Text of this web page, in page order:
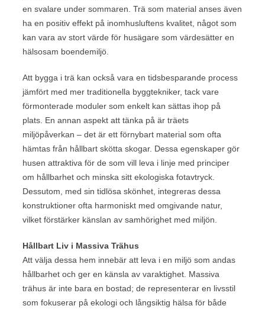
en svalare under sommaren. Trä som material anses även
ha en positiv effekt på inomhusluftens kvalitet, något som
kan vara av stort värde för husägare som värdesätter en
hälsosam boendemiljö.
Att bygga i trä kan också vara en tidsbesparande process
jämfört med mer traditionella byggtekniker, tack vare
förmonterade moduler som enkelt kan sättas ihop på
plats. En annan aspekt att tänka på är träets
miljöpåverkan – det är ett förnybart material som ofta
hämtas från hållbart skötta skogar. Dessa egenskaper gör
husen attraktiva för de som vill leva i linje med principer
om hållbarhet och minska sitt ekologiska fotavtryck.
Dessutom, med sin tidlösa skönhet, integreras dessa
konstruktioner ofta harmoniskt med omgivande natur,
vilket förstärker känslan av samhörighet med miljön.
Hållbart Liv i Massiva Trähus
Att välja dessa hem innebär att leva i en miljö som andas
hållbarhet och ger en känsla av varaktighet. Massiva
trähus är inte bara en bostad; de representerar en livsstil
som fokuserar på ekologi och långsiktig hälsa för både